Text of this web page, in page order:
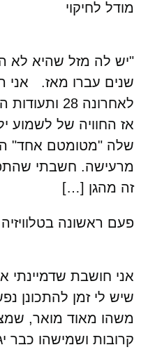
מודל לחיקוי
"יש לה מזל שהיא לא
שנים עברו מאז. אני
לאחרונה 28
אז החוויה של
שלה "מטומטם אחד"
מרעישה. חשבתי
זה מהגן […]
פעם ראשונה בטלוויזיה
אני חושבת
שיש לי זמן להתכונן
משהו מאוד מואר,
קרובות ושמישהו כבר